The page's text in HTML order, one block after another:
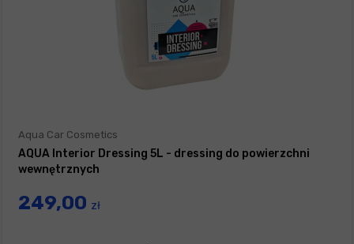
Aqua Car Cosmetics
AQUA Interior Dressing 5L - dressing do powierzchni
wewnętrznych
249,00 zł